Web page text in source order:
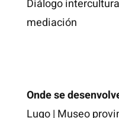
Diálogo
mediación
Onde se
Lugo| Museo